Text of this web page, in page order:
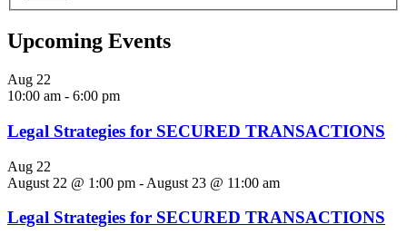
Upcoming Events
Aug 22
10:00 am - 6:00 pm
Legal Strategies for SECURED TRANSACTIONS
Aug 22
August 22 @ 1:00 pm - August 23 @ 11:00 am
Legal Strategies for SECURED TRANSACTIONS